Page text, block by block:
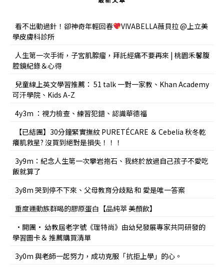
看不出動過針！卻神奇年輕回春
VIVABELLA薇貝拉 @上立美
學皮膚科診所
人生第一次手術，子宮肌腺瘤，拜託經痛不要再來 | 桃園禾馨腹
腔鏡紀錄＆心得
兒童線上英文學習推薦： 51 talk 一對一家教、Khan Academy
可汗學院、Kids A-Z
4y3m ：視力檢查、練習犯錯、認識華德福
【已結團】30分鐘緊實撫紋 PURETÉCARE ＆ Cebelia 秋冬乾
癢肌救星? 沒買到絕對是損失！！！
3y9m：紀念人生第一次攀岩抱石、我終於放過自己孩子不愛吃
飯就算了
3y8m 哭到停不下來、父母教育分歧點 和 愛是唯一答案
重度運動族群喝的膠原蛋白【品純萃 美顏飲】
•開團• 幼教屆老字號《理特尚》由幼兒發展專家共同研發的
學習圖卡＆ 推薦購買清單
3y0m 與老師一起努力，成功克服「抗拒上學」的心。